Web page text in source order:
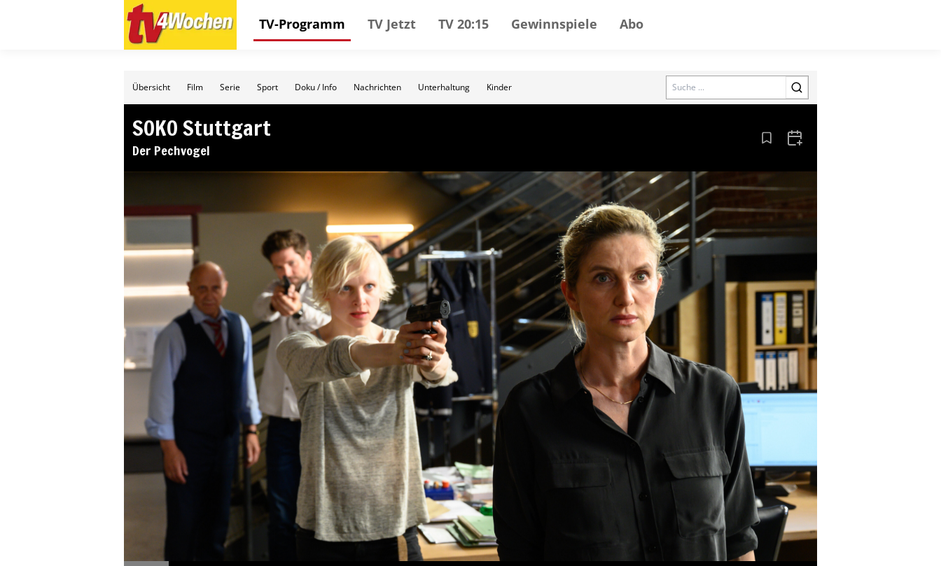
TV-Programm TV Jetzt TV 20:15 Gewinnspiele Abo
Übersicht Film Serie Sport Doku / Info Nachrichten Unterhaltung Kinder Search
SOKO Stuttgart
Der Pechvogel Aus den Lesezeichen entfernen
Zum Kalender hinzufügen